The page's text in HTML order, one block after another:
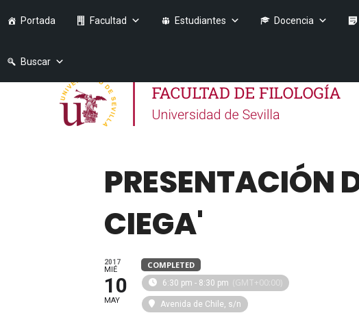
Portada Facultad Estudiantes Docencia
Buscar
PRESENTACIÓN
CIEGA'
2017
MIÉ
10
MAY
COMPLETED
6:30 pm - 8:30 pm (GMT+00:00)
Avenida de Chile, s/n